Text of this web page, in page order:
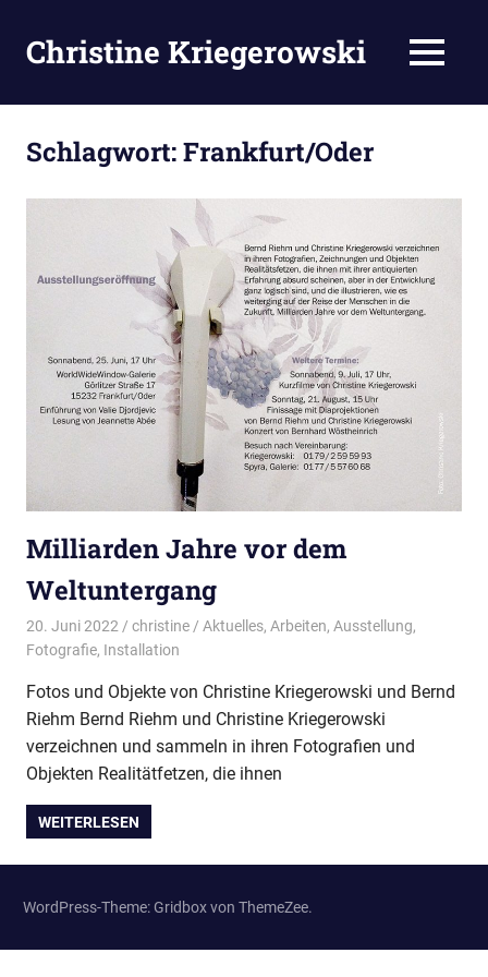
Inhalt
springen
Christine Kriegerowski MENÜ
Schlagwort:Frankfurt/Oder
Milliarden Jahre vor dem
Weltuntergang
20. Juni 2022 christine Aktuelles, Arbeiten, Ausstellung,
Fotografie, Installation
Fotos und Objekte von Christine Kriegerowski und Bernd
Riehm Bernd Riehm und Christine Kriegerowski
verzeichnen und sammeln in ihren Fotografien und
Objekten Realitätfetzen, die ihnen
WEITERLESEN
WordPress-Theme: Gridbox von ThemeZee.